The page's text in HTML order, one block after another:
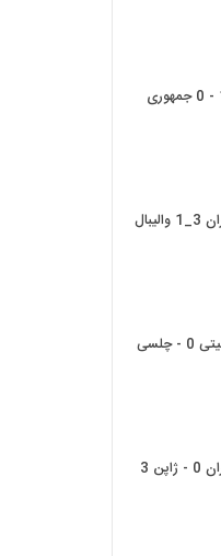
خلاصه بازی انگلیس 1 - 0 جمهوری
خلاصه بازی والیبال ایران 3_1 والیبال
خلاصه بازی منچسترسیتی 0 - چلسی
خلاصه بازی والیبال ایران 0 - ژاپن 3